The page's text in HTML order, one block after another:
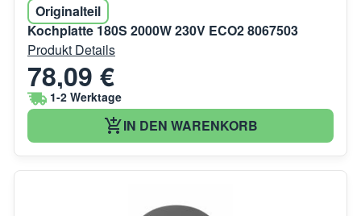
Originalteil
Kochplatte 180S 2000W 230V ECO2 8067503
Produkt Details
78,09 €
1-2 Werktage
IN DEN WARENKORB